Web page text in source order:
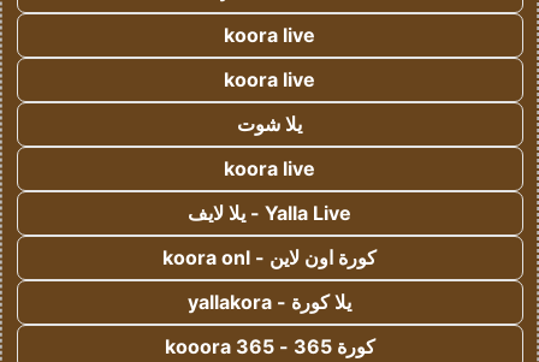
koora live
koora live
يلا شوت
koora live
Yalla Live - يلا لايف
كورة اون لاين - koora onl
يلا كورة - yallakora
كورة 365 - kooora 365